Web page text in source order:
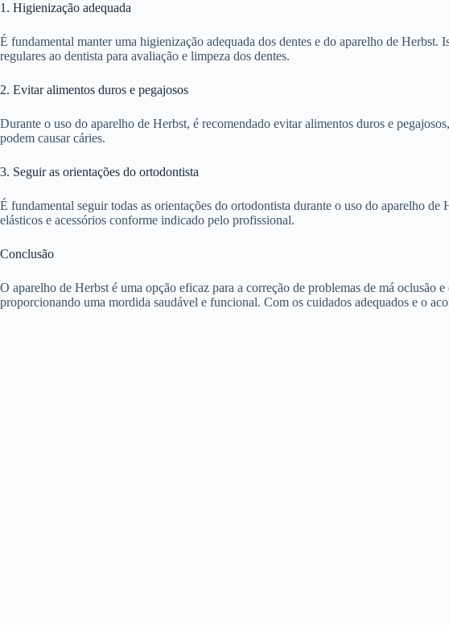
1. Higienização adequada
É fundamental manter uma higienização adequada dos dentes e do aparelho de
regulares ao dentista para avaliação e limpeza dos dentes.
2. Evitar alimentos duros e pegajosos
Durante o uso do aparelho de Herbst, é recomendado evitar alimentos duros e
podem causar cáries.
3. Seguir as orientações do ortodontista
É fundamental seguir todas as orientações do ortodontista durante o uso do aparelho
elásticos e acessórios conforme indicado pelo profissional.
Conclusão
O aparelho de Herbst é uma opção eficaz para a correção de problemas de má
proporcionando uma mordida saudável e funcional. Com os cuidados adequados e o